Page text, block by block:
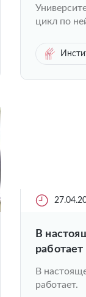
цикл по
В
В
работает.